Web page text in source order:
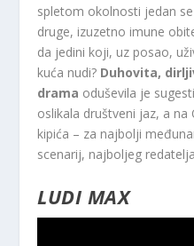
spletom okolnosti jedan
druge, izuzetno imune
da jedini koji, uz posao,
kuća nudi? Duhovita,
drama oduševila je
oslikala društveni jaz, a
kipića – za najbolji
scenarij, najboljeg
LUDI MAX